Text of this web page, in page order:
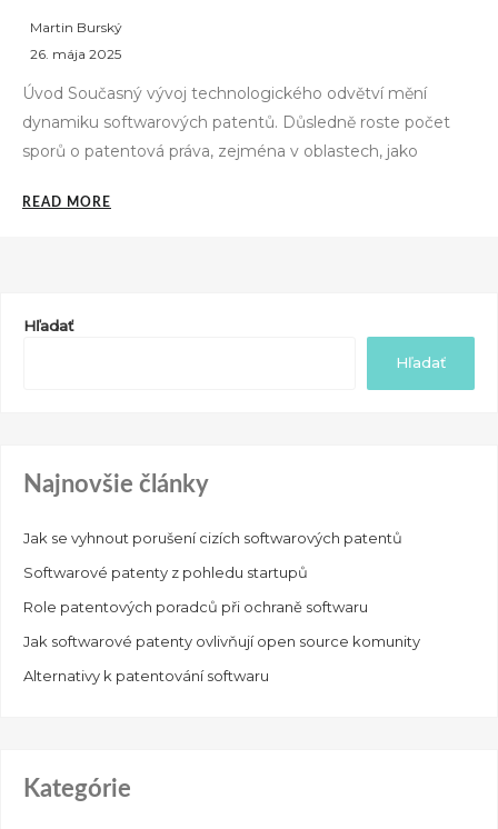
Martin Burský
P
o
t
e
o
26. mája 2025
Úvod Současný vývoj technologického odvětví mění
dynamiku softwarových patentů. Důsledně roste počet
sporů o patentová práva, zejména v oblastech, jako
READ MORE
Hľadať
Hľadať
Najnovšie články
Jak se vyhnout porušení cizích softwarových patentů
Softwarové patenty z pohledu startupů
Role patentových poradců při ochraně softwaru
Jak softwarové patenty ovlivňují open source komunity
Alternativy k patentování softwaru
Kategórie